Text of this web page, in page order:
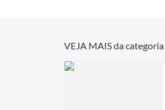
VEJA MAIS da categoria